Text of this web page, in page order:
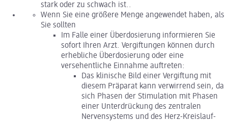
stark oder zu schwach ist..
Wenn Sie eine größere Menge angewendet haben, als
Sie sollten
Im Falle einer Überdosierung informieren Sie
sofort Ihren Arzt. Vergiftungen können durch
erhebliche Überdosierung oder eine
versehentliche Einnahme auftreten:
Das klinische Bild einer Vergiftung mit
diesem Präparat kann verwirrend sein, da
sich Phasen der Stimulation mit Phasen
einer Unterdrückung des zentralen
Nervensystems und des Herz-Kreislauf-